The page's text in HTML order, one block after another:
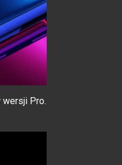
Pro.